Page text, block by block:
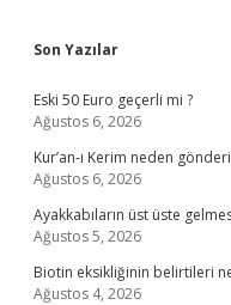
Sidebar
Son Yazılar
Eski 50 Euro geçerli mi ?
Ağustos 6, 2026
Kur’an-ı Kerim neden
Ağustos 6, 2026
Ayakkabıların üst üste
Ağustos 5, 2026
Biotin eksikliğinin belirtileri
Ağustos 4, 2026